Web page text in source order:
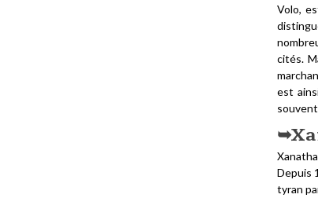
Volo,
cités.
est
Depuis
tyran